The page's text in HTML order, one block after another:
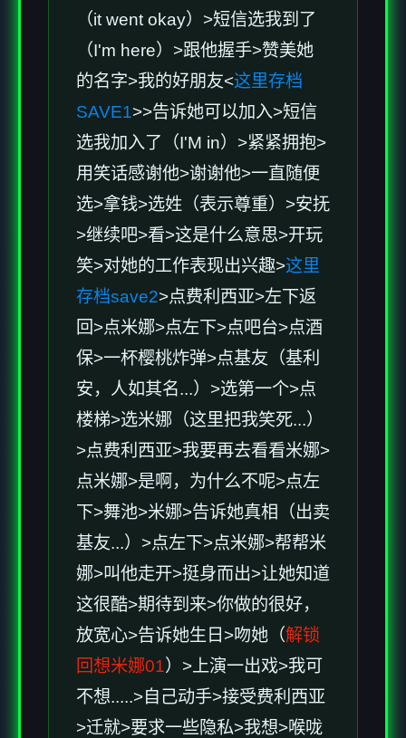
（it went okay）>短信选我到了
（I'm here）>跟他握手>赞美她
的名字>我的好朋友<这里存档
SAVE1>>告诉她可以加入>短信
选我加入了（I'M in）>紧紧拥抱>
用笑话感谢他>谢谢他>一直随便
选>拿钱>选姓（表示尊重）>安抚
>继续吧>看>这是什么意思>开玩
笑>对她的工作表现出兴趣>这里
存档save2>点费利西亚>左下返
回>点米娜>点左下>点吧台>点酒
保>一杯樱桃炸弹>点基友（基利
安，人如其名...）>选第一个>点
楼梯>选米娜（这里把我笑死...）
>点费利西亚>我要再去看看米娜>
点米娜>是啊，为什么不呢>点左
下>舞池>米娜>告诉她真相（出卖
基友...）>点左下>点米娜>帮帮米
娜>叫他走开>挺身而出>让她知道
这很酷>期待到来>你做的很好，
放宽心>告诉她生日>吻她（解锁
回想米娜01）>上演一出戏>我可
不想.....>自己动手>接受费利西亚
>迁就>要求一些隐私>我想>喉咙